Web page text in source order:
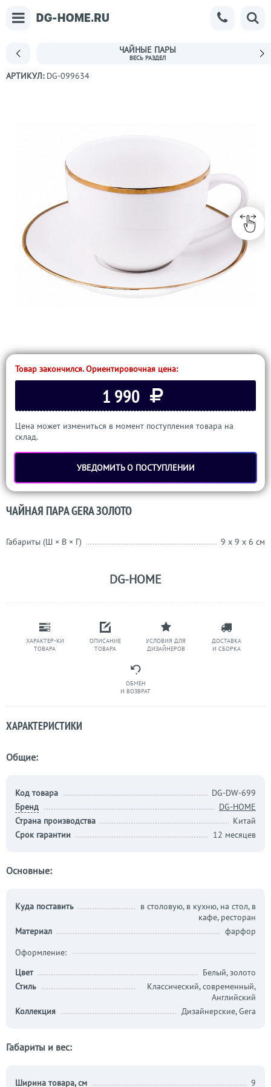
ЧАЙНЫЕ ПАРЫ
АРТИКУЛ: DG-099634
ХАРАКТЕР-КИ
ТОВАРА
ОПИСАНИЕ
ТОВАРА
УСЛОВИЯ ДЛЯ
ДИЗАЙНЕРОВ
ДОСТАВКА
И СБОРКА
ОБМЕН
И ВОЗВРАТ
Товар закончился. Ориентировочная цена:
1 990
Цена может измениться в момент поступления товара на
склад.
УВЕДОМИТЬ О ПОСТУПЛЕНИИ
ЧАЙНАЯ ПАРА GERA ЗОЛОТО
Габариты (Ш × В × Г) 9 x 9 x 6 см
DG-HOME
ХАРАКТЕРИСТИКИ
Общие:
Код товара
DG-DW-699
Бренд
DG-HOME
Страна производства
Китай
Срок гарантии
12 месяцев
Основные:
Куда поставить
в столовую, в кухню, на стол, в
кафе, ресторан
Материал
фарфор
Оформление:
Цвет
Белый, золото
Стиль
Классический, современный,
Английский
Коллекция
Дизайнерские, Gera
Габариты и вес:
Ширина товара, см 9